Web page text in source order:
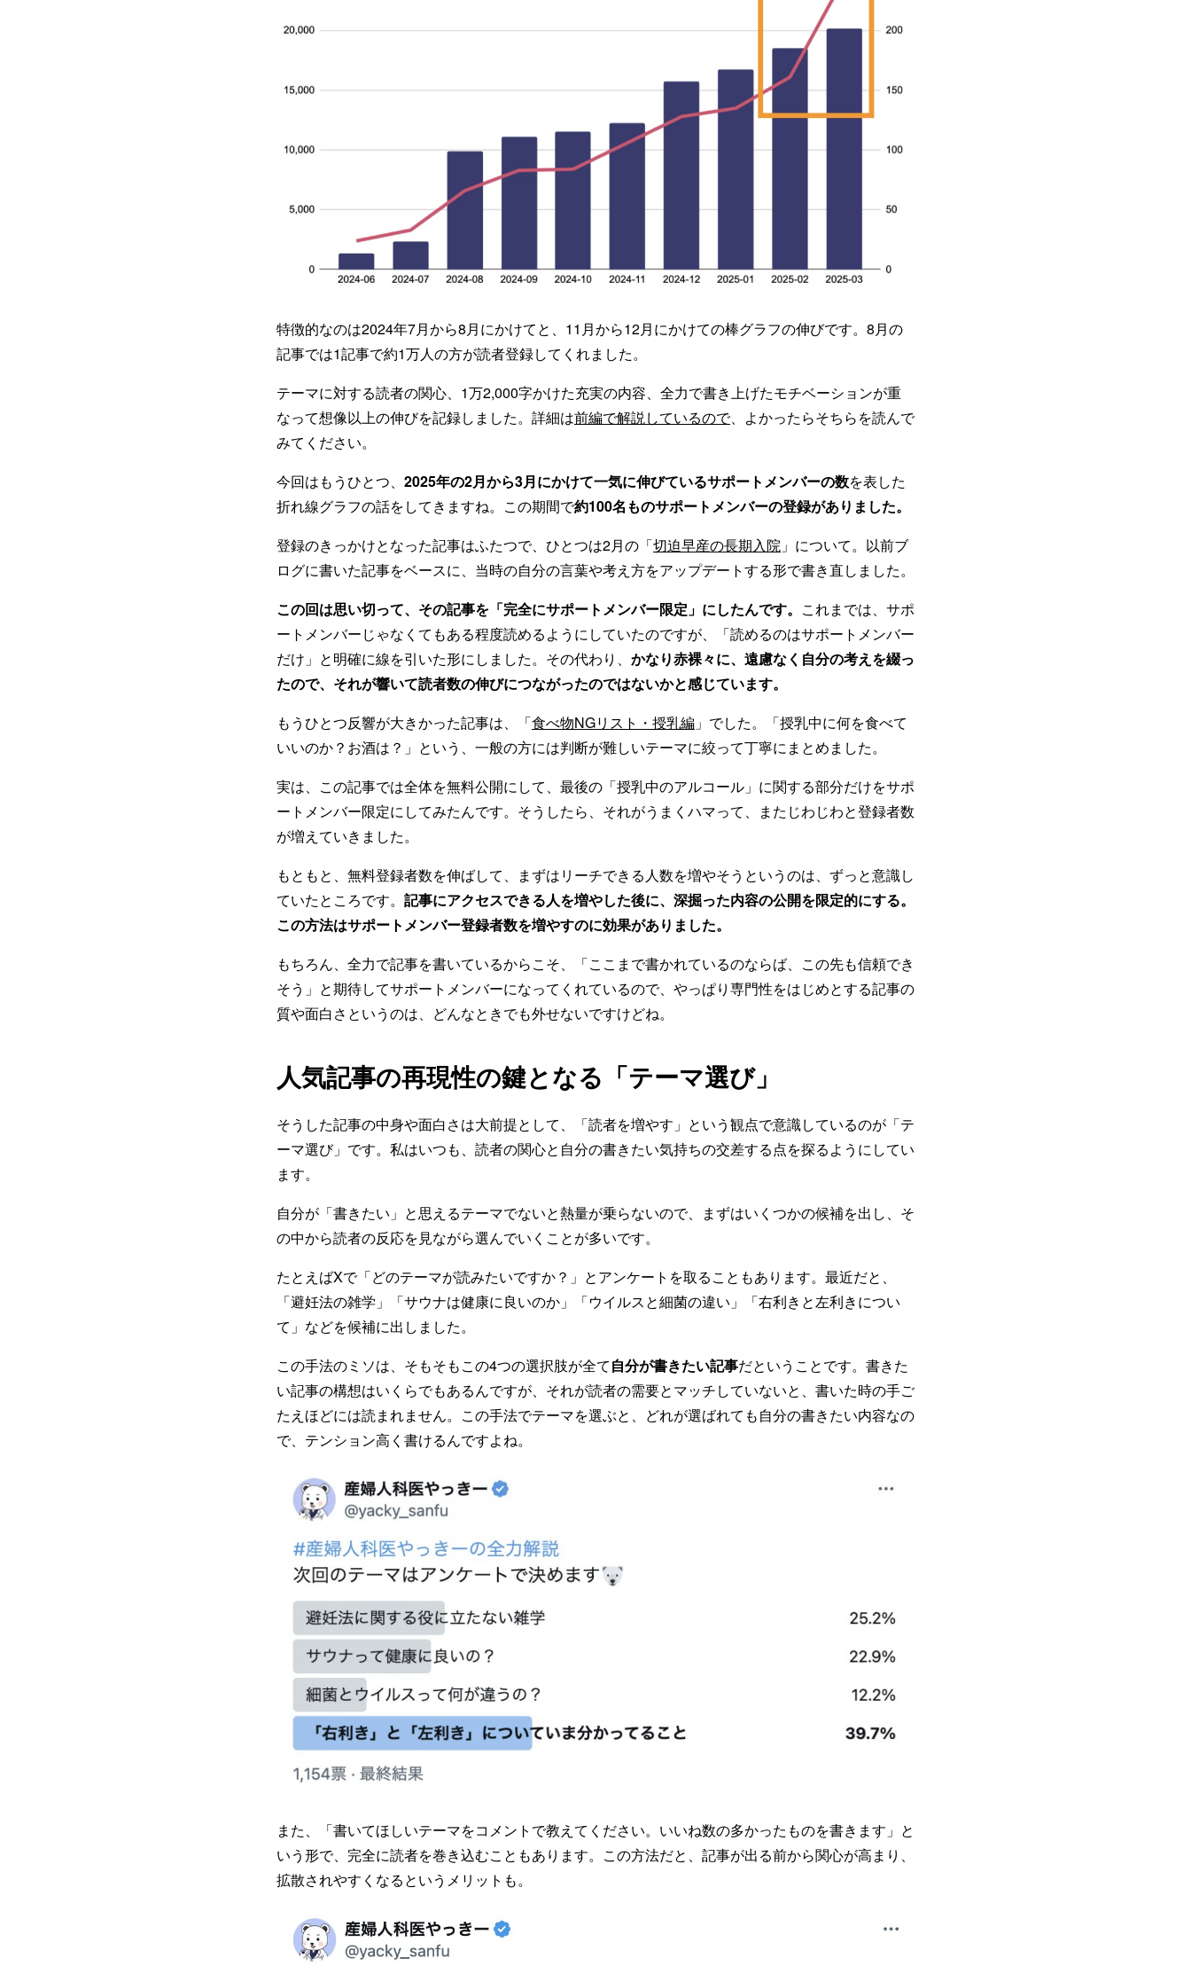
特徴的なのは2024年7月から8月にかけてと、11月から12月にかけての棒グラフの伸びです。8月の
記事では1記事で約1万人の方が読者登録してくれました。
テーマに対する読者の関心、1万2,000字かけた充実の内容、全力で書き上げたモチベーションが重
なって想像以上の伸びを記録しました。詳細は前編で解説しているので、よかったらそちらを読んで
みてください。
今回はもうひとつ、 2025年の2月から3月にかけて一気に伸びているサポートメンバーの数を表した
折れ線グラフの話をしてきますね。この期間で約100名ものサポートメンバーの登録がありました。
登録のきっかけとなった記事はふたつで、ひとつは2月の「切迫早産の長期入院 」について。以前ブ
ログに書いた記事をベースに、当時の自分の言葉や考え方をアップデートする形で書き直しました。
この回は思い切って、その記事を「完全にサポートメンバー限定」にしたんです。 これまでは、サポ
ートメンバーじゃなくてもある程度読めるようにしていたのですが、「読めるのはサポートメンバー
だけ」と明確に線を引いた形にしました。その代わり、 かなり赤裸々に、遠慮なく自分の考えを綴っ
たので、それが響いて読者数の伸びにつながったのではないかと感じています。
もうひとつ反響が大きかった記事は、「食べ物NGリスト・授乳編 」でした。「授乳中に何を食べて
いいのか？お酒は？」という、一般の方には判断が難しいテーマに絞って丁寧にまとめました。
実は、この記事では全体を無料公開にして、最後の「授乳中のアルコール」に関する部分だけをサポ
ートメンバー限定にしてみたんです。そうしたら、それがうまくハマって、またじわじわと登録者数
が増えていきました。
もともと、無料登録者数を伸ばして、まずはリーチできる人数を増やそうというのは、ずっと意識し
ていたところです。 記事にアクセスできる人を増やした後に、深掘った内容の公開を限定的にする。
この方法はサポートメンバー登録者数を増やすのに効果がありました。
もちろん、全力で記事を書いているからこそ、「ここまで書かれているのならば、この先も信頼でき
そう」と期待してサポートメンバーになってくれているので、やっぱり専門性をはじめとする記事の
質や面白さというのは、どんなときでも外せないですけどね。
人気記事の再現性の鍵となる「テーマ選び」
そうした記事の中身や面白さは大前提として、「読者を増やす」という観点で意識しているのが「テ
ーマ選び」です。私はいつも、読者の関心と自分の書きたい気持ちの交差する点を探るようにしてい
ます。
自分が「書きたい」と思えるテーマでないと熱量が乗らないので、まずはいくつかの候補を出し、そ
の中から読者の反応を見ながら選んでいくことが多いです。
たとえばXで「どのテーマが読みたいですか？」とアンケートを取ることもあります。最近だと、
「避妊法の雑学」「サウナは健康に良いのか」「ウイルスと細菌の違い」「右利きと左利きについ
て」などを候補に出しました。
この手法のミソは、そもそもこの4つの選択肢が全て自分が書きたい記事だということです。書きた
い記事の構想はいくらでもあるんですが、それが読者の需要とマッチしていないと、書いた時の手ご
たえほどには読まれません。この手法でテーマを選ぶと、どれが選ばれても自分の書きたい内容なの
で、テンション高く書けるんですよね。
また、「書いてほしいテーマをコメントで教えてください。いいね数の多かったものを書きます」と
いう形で、完全に読者を巻き込むこともあります。この方法だと、記事が出る前から関心が高まり、
拡散されやすくなるというメリットも。